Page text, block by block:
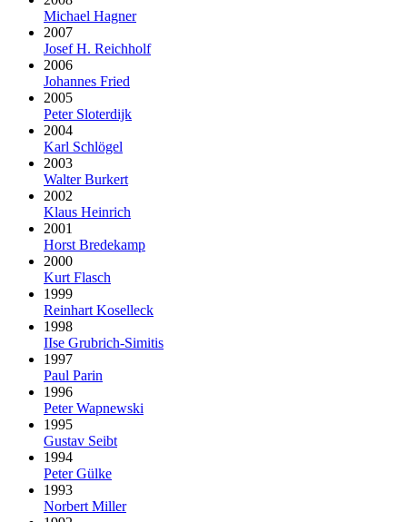
Michael Hagner
2007
Josef H. Reichholf
2006
Johannes Fried
2005
Peter Sloterdijk
2004
Karl Schlögel
2003
Walter Burkert
2002
Klaus Heinrich
2001
Horst Bredekamp
2000
Kurt Flasch
1999
Reinhart Koselleck
1998
IIse Grubrich-Simitis
1997
Paul Parin
1996
Peter Wapnewski
1995
Gustav Seibt
1994
Peter Gülke
1993
Norbert Miller